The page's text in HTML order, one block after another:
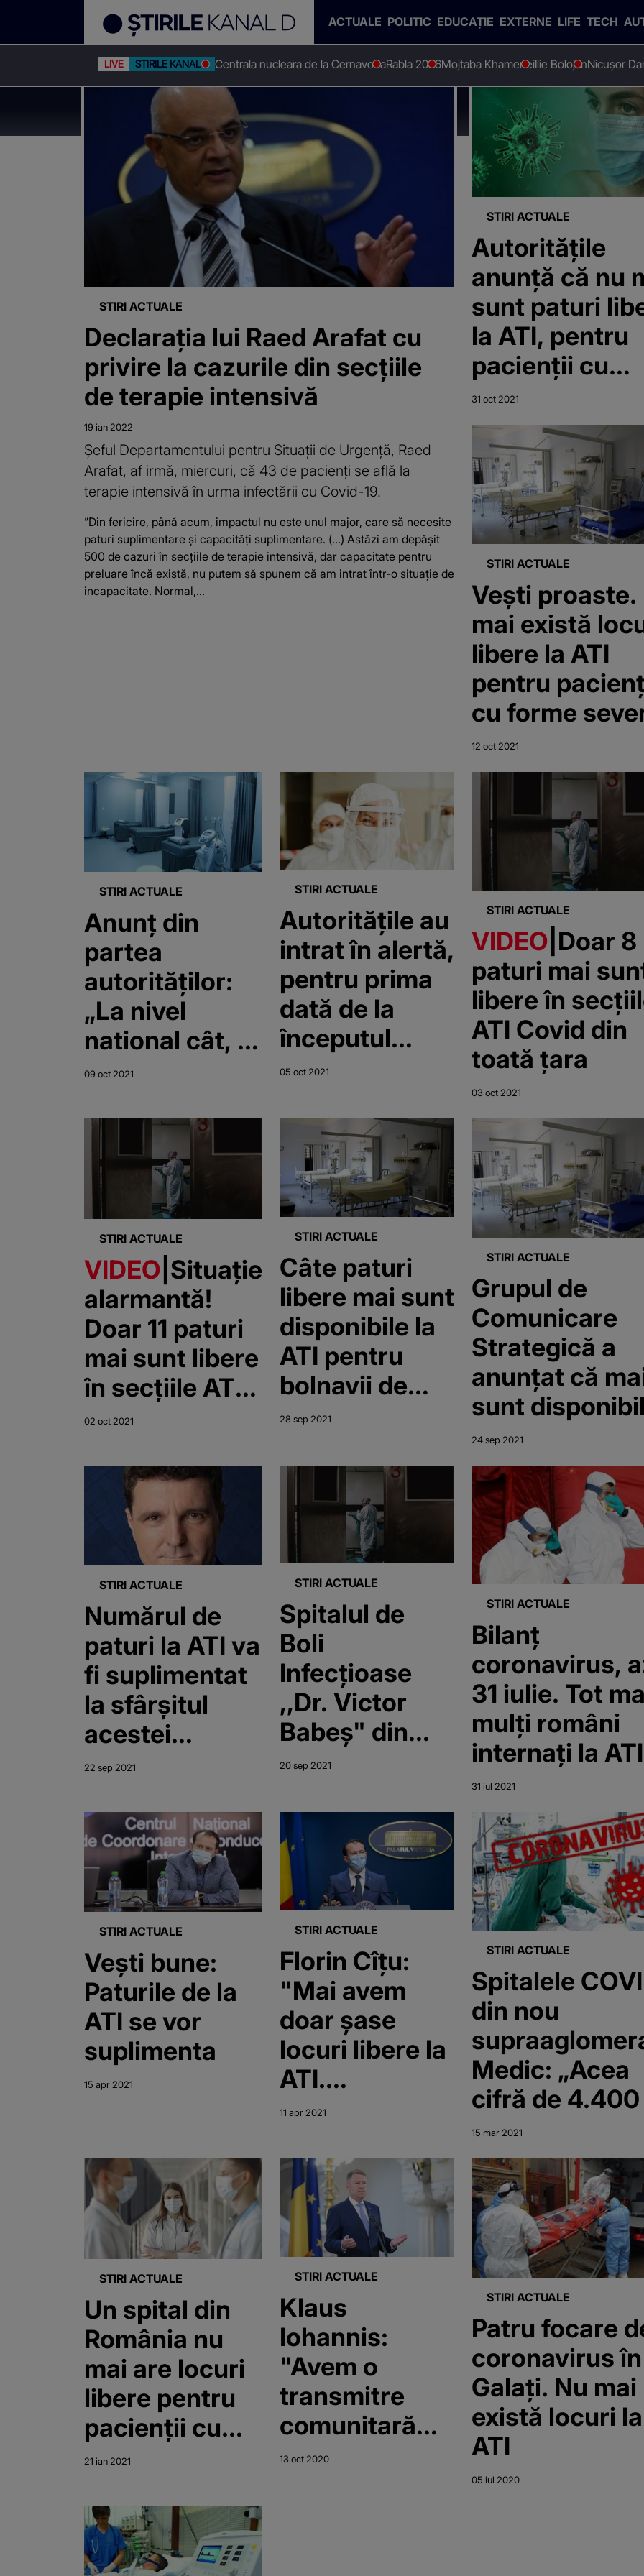
ACTUALE POLITIC EDUCAȚIE EXTERNE LIFE TECH
LIVE STIRILE KANAL D Centrala nucleara de la CernavodaRabla 2026Mojtaba KhameneiIlie BolojanNicușor
Stirile Kanal D Paturi ati
Știri despre "Paturi ATI"
STIRI ACTUALE
Declarația lui Raed Arafat cu
privire la cazurile din secțiile
de terapie intensivă
19 ian 2022
Şeful Departamentului pentru Situaţii de Urgenţă, Raed
Arafat, af irmă, miercuri, că 43 de pacienți se află la
terapie intensivă în urma infectării cu Covid-19.
”Din fericire, până acum, impactul nu este unul major, care să necesite
paturi suplimentare şi capacităţi suplimentare. (...) Astăzi am depăşit
500 de cazuri în secţiile de terapie intensivă, dar capacitate pentru
preluare încă există, nu putem să spunem că am intrat într-o situaţie de
incapacitate. Normal,...
STIRI ACTUALE
Autoritățile
anunță că nu
sunt paturi
la ATI, pentru
pacienţii cu
COVID-19
31 oct 2021
STIRI ACTUALE
Vești proaste.
mai există
libere la ATI
pentru
cu forme
de COVID-19
12 oct 2021
STIRI ACTUALE
Anunț din
partea
autorităților:
„La nivel
national cât, şi
la nivelul
Bucureşti nu
mai sunt paturi
libere la ATI!”
09 oct 2021
STIRI ACTUALE
Autoritățile au
intrat în alertă,
pentru prima
dată de la
începutul
pandemiei:
niciun pat
liber la ATI”
05 oct 2021
STIRI ACTUALE
VIDEO |Doar 8
paturi mai
libere în
ATI Covid din
toată țara
03 oct 2021
STIRI ACTUALE
VIDEO |Situație
alarmantă!
Doar 11 paturi
mai sunt libere
în secțiile ATI
Covid din
Capitală nu
mai este
niciun loc
02 oct 2021
STIRI ACTUALE
Câte paturi
libere mai sunt
disponibile la
ATI pentru
bolnavii de
coronavirus
28 sep 2021
STIRI ACTUALE
Grupul de
Comunicare
Strategică a
anunțat că
sunt
doar 23 de
la ATI la nivel
național și
în București
24 sep 2021
STIRI ACTUALE
Numărul de
paturi la ATI va
fi suplimentat
la sfârșitul
acestei
săptămâni
22 sep 2021
STIRI ACTUALE
Spitalul de
Boli
Infecțioase
,,Dr. Victor
Babeș" din
Timișoara
cu 23 numărul
de paturi de la
ATI
20 sep 2021
STIRI ACTUALE
Bilanț
coronavirus,
31 iulie. Tot
mulți români
internați la ATI
31 iul 2021
STIRI ACTUALE
Vești bune:
Paturile de la
ATI se vor
suplimenta
15 apr 2021
STIRI ACTUALE
Florin Cîţu:
"Mai avem
doar şase
locuri libere la
ATI.
Vaccinarea
soluţie să
depăşim
pandemia!
11 apr 2021
STIRI ACTUALE
Spitalele
din nou
Medic: „Acea
cifră de 4.400
este reală.
mult mai
15 mar 2021
STIRI ACTUALE
Un spital din
România nu
mai are locuri
libere pentru
pacienții cu
COVID-19
21 ian 2021
STIRI ACTUALE
Klaus
Iohannis:
"Avem o
transmitre
comunitară
accentuată.
13 oct 2020
STIRI ACTUALE
Patru focare
coronavirus în
Galați. Nu mai
există locuri la
ATI
05 iul 2020